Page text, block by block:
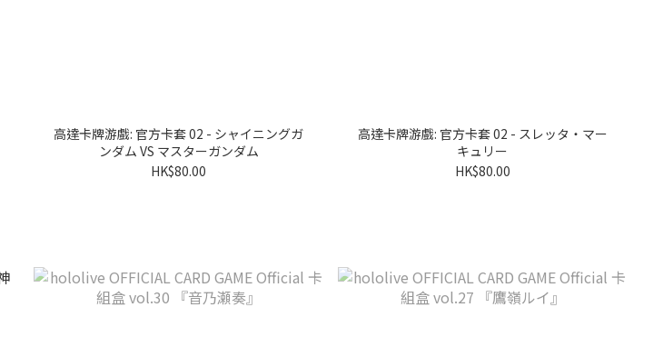
高達卡牌游戲: 官方卡套 02 - シャイニングガ
ンダム VS マスターガンダム
HK$80.00
高達卡牌游戲: 官方卡套 02 - スレッタ・マー
キュリー
HK$80.00